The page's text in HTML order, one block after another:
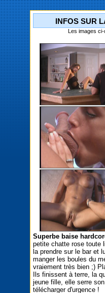
INFOS SUR
Les images
Superbe baise
petite chatte rose toute
la prendre sur le bar et
manger les boules du
vraiement très bien ;)
Ils finissent à terre, la
jeune fille, elle serre
télécharger d'urgence !